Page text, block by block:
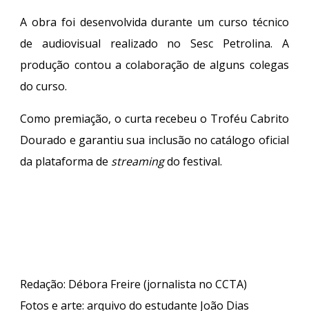
A obra foi desenvolvida durante um curso técnico
de audiovisual realizado no Sesc Petrolina. A
produção contou a colaboração de alguns colegas
do curso.
Como premiação, o curta recebeu o Troféu Cabrito
Dourado e garantiu sua inclusão no catálogo oficial
da plataforma de streamingdo festival.
Redação: Débora Freire (jornalista no CCTA)
Fotos e arte:arquivo do estudante João Dias